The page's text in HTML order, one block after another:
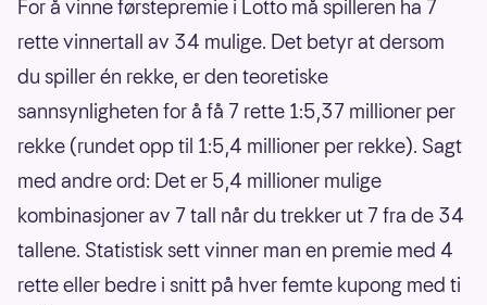
For å vinne førstepremie i Lotto må spilleren ha 7
rette vinnertall av 34 mulige. Det betyr at dersom
du spiller én rekke, er den teoretiske
sannsynligheten for å få 7 rette 1:5,37 millioner per
rekke (rundet opp til 1:5,4 millioner per rekke). Sagt
med andre ord: Det er 5,4 millioner mulige
kombinasjoner av 7 tall når du trekker ut 7 fra de 34
tallene. Statistisk sett vinner man en premie med 4
rette eller bedre i snitt på hver femte kupong med ti